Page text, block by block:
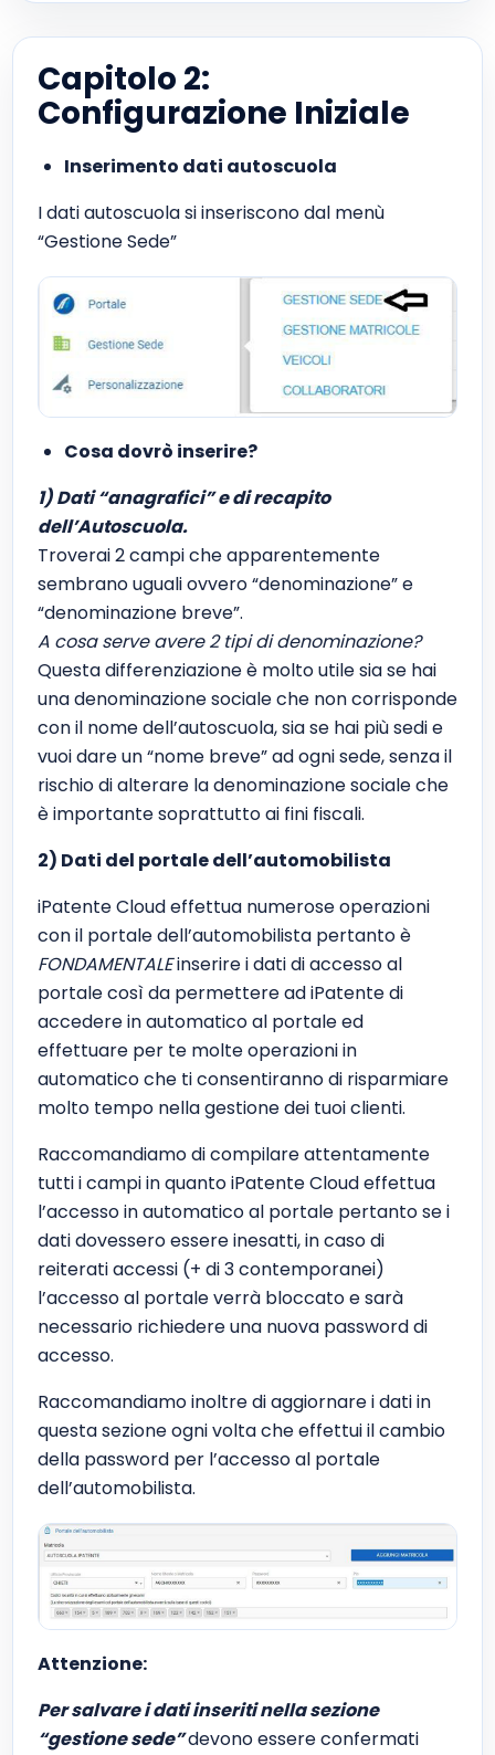
Capitolo 2:
Configurazione Iniziale
Inserimento dati autoscuola
I dati autoscuola si inseriscono dal menù
“Gestione Sede”
Cosa dovrò inserire?
1) Dati “anagrafici” e di recapito
dell’Autoscuola.
Troverai 2 campi che apparentemente
sembrano uguali ovvero “denominazione” e
“denominazione breve”.
A cosa serve avere 2 tipi di denominazione?
Questa differenziazione è molto utile sia se hai
una denominazione sociale che non corrisponde
con il nome dell’autoscuola, sia se hai più sedi e
vuoi dare un “nome breve” ad ogni sede, senza il
rischio di alterare la denominazione sociale che
è importante soprattutto ai fini fiscali.
2) Dati del portale dell’automobilista
iPatente Cloud effettua numerose operazioni
con il portale dell’automobilista pertanto è
FONDAMENTALEinserire i dati di accesso al
portale così da permettere ad iPatente di
accedere in automatico al portale ed
effettuare per te molte operazioni in
automatico che ti consentiranno di risparmiare
molto tempo nella gestione dei tuoi clienti.
Raccomandiamo di compilare attentamente
tutti i campi in quanto iPatente Cloud effettua
l’accesso in automatico al portale pertanto se i
dati dovessero essere inesatti, in caso di
reiterati accessi (+ di 3 contemporanei)
l’accesso al portale verrà bloccato e sarà
necessario richiedere una nuova password di
accesso.
Raccomandiamo inoltre di aggiornare i dati in
questa sezione ogni volta che effettui il cambio
della password per l’accesso al portale
dell’automobilista.
Attenzione:
Per salvare i dati inseriti nella sezione
“gestione sede”devono essere confermati